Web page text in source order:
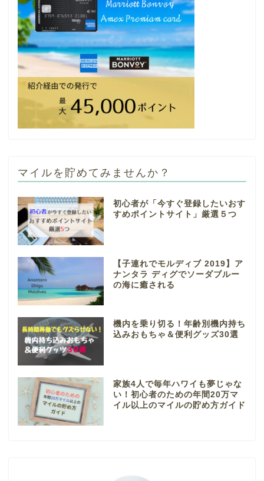
マイルを貯めてみませんか？
初心者が「今すぐ登録したいおす
すめポイントサイト」厳選５つ
【子連れでモルディブ 2019】ア
ナンタラ ディグでソーダブルー
の海に癒される
機内を乗り切る！年齢別機内持ち
込みおもちゃ＆便利グッズ30選
家族4人で毎年ハワイも夢じゃな
い！初心者のための年間20万マ
イル以上のマイルの貯め方ガイド